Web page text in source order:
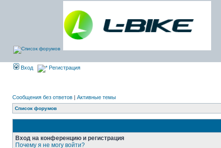
Вход Регистрация
Сообщения без ответов | Активные темы
Список форумов
Вход на конференцию и регистрация
Почему я не могу войти?